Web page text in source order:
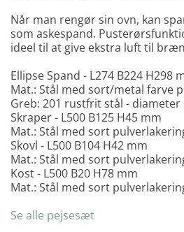
Når man rengør sin ovn, kan
som askespand.
ideel til at give ekstra luft til
Ellipse Spand - L274 B224 H298
Mat.: Stål med sort/metal farve
Greb: 201 rustfrit stål - diameter
Skraper - L500 B125 H45 mm
Mat.: Stål med sort
Skovl - L500 B104 H42 mm
Mat.: Stål med sort
Kost - L500 B20 H78 mm
Mat.: Stål med sort
Se alle pejsesæt